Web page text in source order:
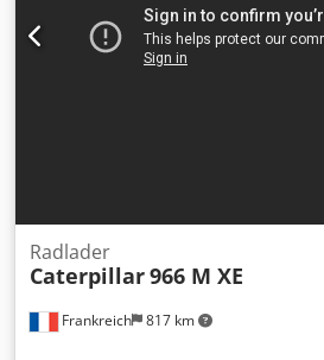
Frankreich 817 km
Radlader
Caterpillar966 M XE